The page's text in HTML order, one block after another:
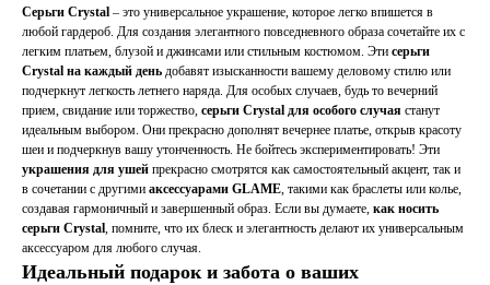
Серьги Crystal – это универсальное украшение, которое легко впишется в
любой гардероб. Для создания элегантного повседневного образа сочетайте их с
легким платьем, блузой и джинсами или стильным костюмом. Эти серьги
Crystal на каждый день добавят изысканности вашему деловому стилю или
подчеркнут легкость летнего наряда. Для особых случаев, будь то вечерний
прием, свидание или торжество, серьги Crystal для особого случая станут
идеальным выбором. Они прекрасно дополнят вечернее платье, открыв красоту
шеи и подчеркнув вашу утонченность. Не бойтесь экспериментировать! Эти
украшения для ушей прекрасно смотрятся как самостоятельный акцент, так и
в сочетании с другими аксессуарами GLAME, такими как браслеты или колье,
создавая гармоничный и завершенный образ. Если вы думаете, как носить
серьги Crystal, помните, что их блеск и элегантность делают их универсальным
аксессуаром для любого случая.
Идеальный подарок и забота о ваших